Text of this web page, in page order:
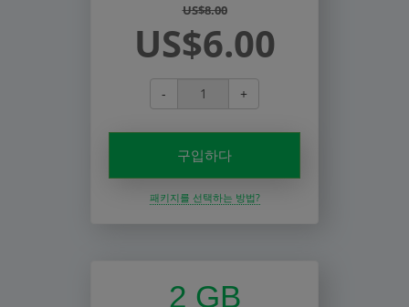
US$8.00
US$6.00
- +
구입하다
패키지를 선택하는 방법?
2 GB